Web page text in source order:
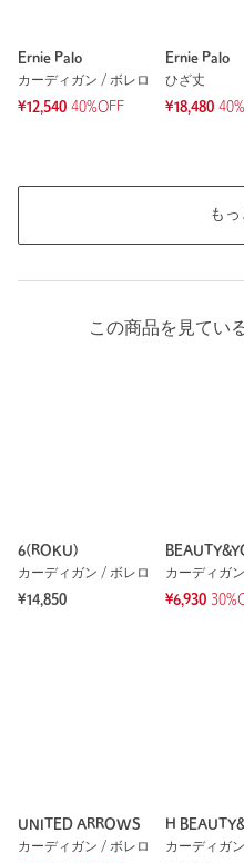
Ernie Palo
カーディガン / ボレロ
¥12,540 40%OFF
Ernie Palo
ひざ丈
¥18,480
も
この商品を見てい
6(ROKU)
カーディガン / ボレロ
¥14,850
カーディガ
¥6,930
UNITED ARROWS
カーディガン / ボレロ
H
カーディガ